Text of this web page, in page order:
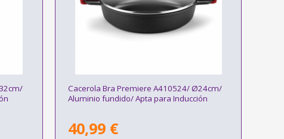
Cacerola Bra Premiere A410524/ Ø24cm/
Aluminio fundido/ Apta para Inducción
40,99 €